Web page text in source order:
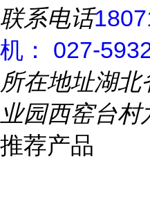
联系电话
机： 027-
所在地址湖北
业园西窑台村
推荐产品